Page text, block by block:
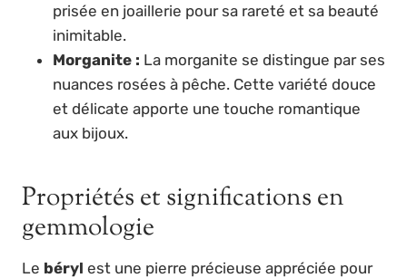
prisée en joaillerie pour sa rareté et sa beauté
inimitable.
Morganite : La morganite se distingue par ses
nuances rosées à pêche. Cette variété douce
et délicate apporte une touche romantique
aux bijoux.
Propriétés et significations en
gemmologie
Le béryl est une pierre précieuse appréciée pour